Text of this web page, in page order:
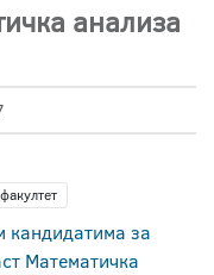
анализа
кандидатима за
Математичка